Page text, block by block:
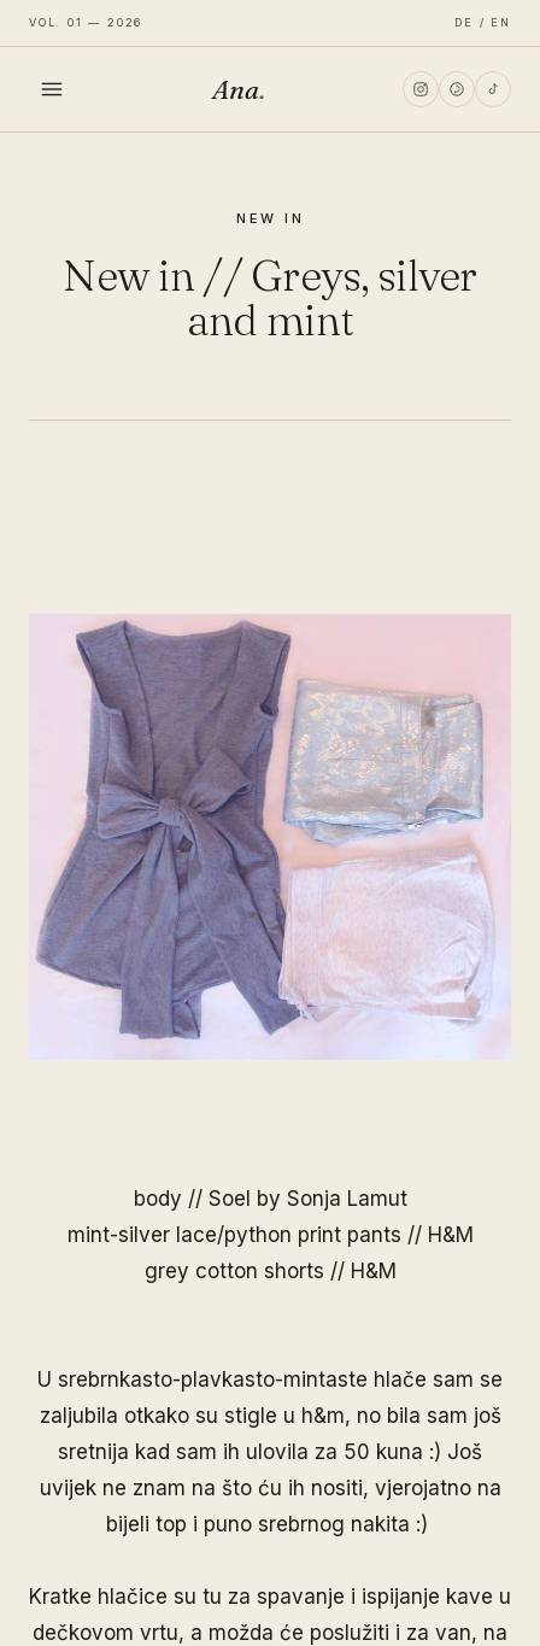
VOL. 01 — 2026 DE / EN
Ana.
NEW IN
New in // Greys, silver
and mint
body // Soel by Sonja Lamut
mint-silver lace/python print pants // H&M
grey cotton shorts // H&M
U srebrnkasto-plavkasto-mintaste hlače sam se
zaljubila otkako su stigle u h&m, no bila sam još
sretnija kad sam ih ulovila za 50 kuna :) Još
uvijek ne znam na što ću ih nositi, vjerojatno na
bijeli top i puno srebrnog nakita :)
Kratke hlačice su tu za spavanje i ispijanje kave u
dečkovom vrtu, a možda će poslužiti i za van, na